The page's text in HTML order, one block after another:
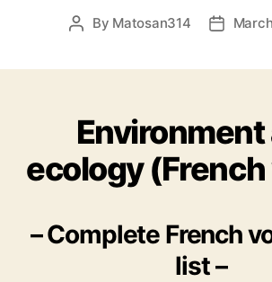
Post
By Matosan314
Post
Environment
ecology
– Complete French
list –